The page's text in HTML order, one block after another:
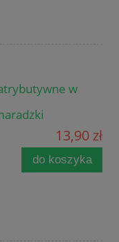
w
13,90 zł
do koszyka